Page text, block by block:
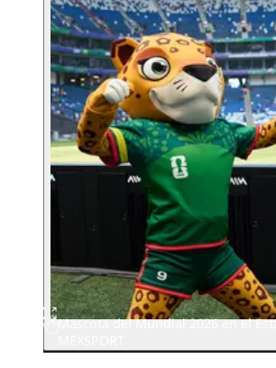
Mascota del Mundial 2026 en el